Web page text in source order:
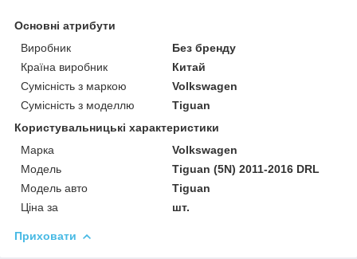
Основні атрибути
Виробник
Без бренду
Країна виробник
Китай
Сумісність з маркою
Volkswagen
Сумісність з моделлю
Tiguan
Користувальницькі характеристики
Марка
Volkswagen
Мoдель
Tiguan (5N) 2011-2016 DRL
Модель авто
Tiguan
Ціна за
шт.
Приховати